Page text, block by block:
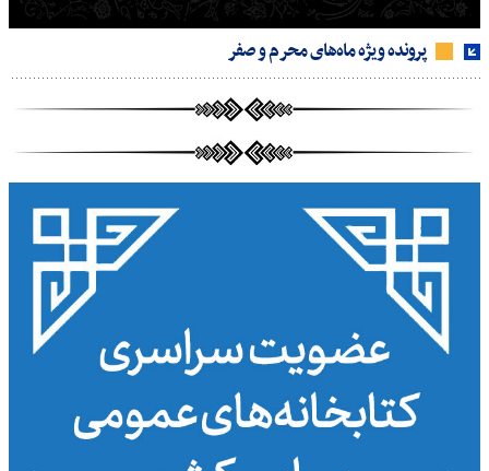
پرونده ویژه ماه‌های محرم و صفر